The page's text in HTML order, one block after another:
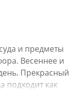
и предметы
Весеннее и
Прекрасный
подходит как
и для